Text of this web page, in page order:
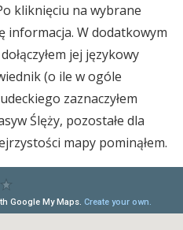
kliknięciu na wybrane
informacja. W dodatkowym
jej językowy
(o ile w ogóle
zaznaczyłem
Ślęży, pozostałe dla
mapy pominąłem.